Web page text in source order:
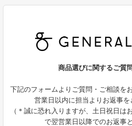
商品選びに関するご質
下記のフォームよりご質問・ご相談を
営業日以内に担当よりお返事を
（＊誠に恐れ入りますが、土日祝日は
で翌営業日以降でのお返事